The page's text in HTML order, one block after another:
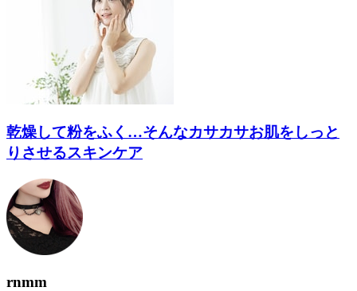
乾燥して粉をふく…そんなカサカサお肌をしっと
りさせるスキンケア
rnmm